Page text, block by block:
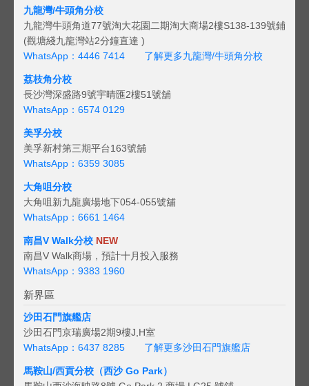
九龍灣/牛頭角分校
九龍灣牛頭角道77號淘大花園二期淘大商場2樓S138-139號鋪
(觀塘綫九龍灣站2分鐘直達 )
WhatsApp：4446 7414
了解更多九龍灣/牛頭角分校
荔枝角分校
長沙灣深盛路9號宇晴匯2樓51號舖
WhatsApp：6574 0129
美孚分校
美孚新村第三期平台163號舖
WhatsApp：6359 3085
大角咀分校
大角咀新九龍廣場地下054-055號舖
WhatsApp：6661 1464
南昌V Walk分校 NEW
南昌V Walk商場，預計十月投入服務
WhatsApp：9383 1960
新界區
沙田石門旗艦店
沙田石門京瑞廣場2期9樓J,H室
WhatsApp：6437 8285
了解更多沙田石門旗艦店
馬鞍山/西貢分校（西沙 Go Park）